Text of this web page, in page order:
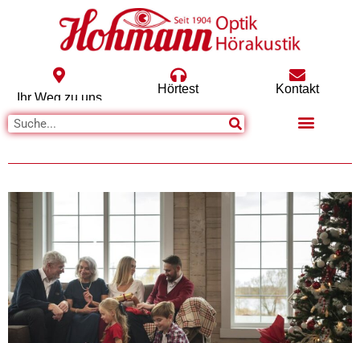
Ihr Weg zu uns
Hörtest Kontakt